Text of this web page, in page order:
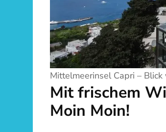
Mittelmeerinsel Capri – Blick
Mit frischem
Moin Moin!